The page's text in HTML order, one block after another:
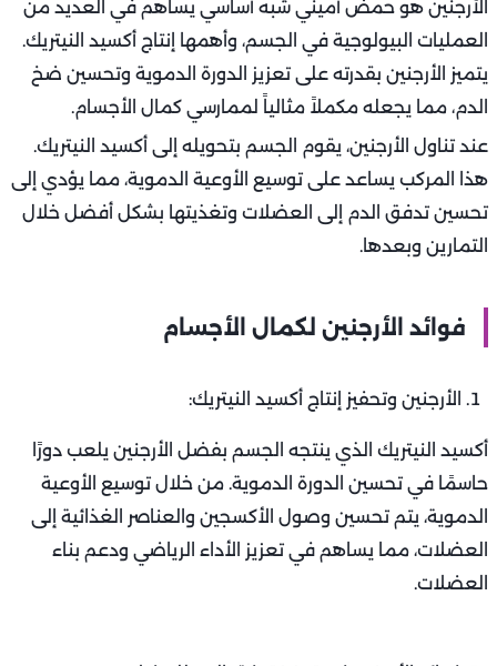
الأرجنين هو حمض أميني شبه أساسي يساهم في العديد من
العمليات البيولوجية في الجسم، وأهمها إنتاج أكسيد النيتريك.
يتميز الأرجنين بقدرته على تعزيز الدورة الدموية وتحسين ضخ
الدم، مما يجعله مكملاً مثالياً لممارسي كمال الأجسام.
عند تناول الأرجنين، يقوم الجسم بتحويله إلى أكسيد النيتريك.
هذا المركب يساعد على توسيع الأوعية الدموية، مما يؤدي إلى
تحسين تدفق الدم إلى العضلات وتغذيتها بشكل أفضل خلال
التمارين وبعدها.
فوائد الأرجنين لكمال الأجسام
الأرجنين وتحفيز إنتاج أكسيد النيتريك:
أكسيد النيتريك الذي ينتجه الجسم بفضل الأرجنين يلعب دورًا
حاسمًا في تحسين الدورة الدموية. من خلال توسيع الأوعية
الدموية، يتم تحسين وصول الأكسجين والعناصر الغذائية إلى
العضلات، مما يساهم في تعزيز الأداء الرياضي ودعم بناء
العضلات.